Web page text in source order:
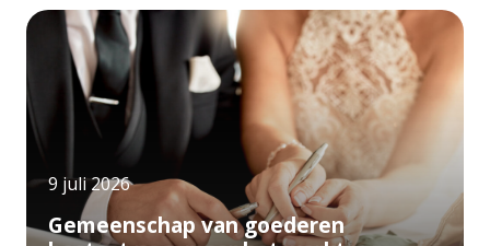
9 juli 2026
Gemeenschap van goederen